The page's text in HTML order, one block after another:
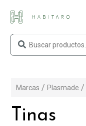
Marcas Plasmade
Tinas